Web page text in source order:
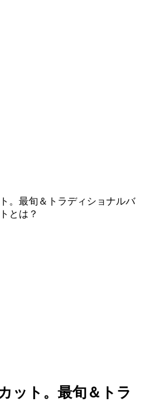
。最旬＆トラディショナルバ
とは？
ット。最旬＆トラ